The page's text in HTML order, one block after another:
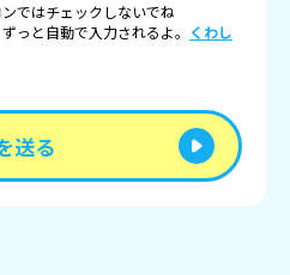
ではチェックしないでね
っと自動で入力されるよ。 くわし
送る